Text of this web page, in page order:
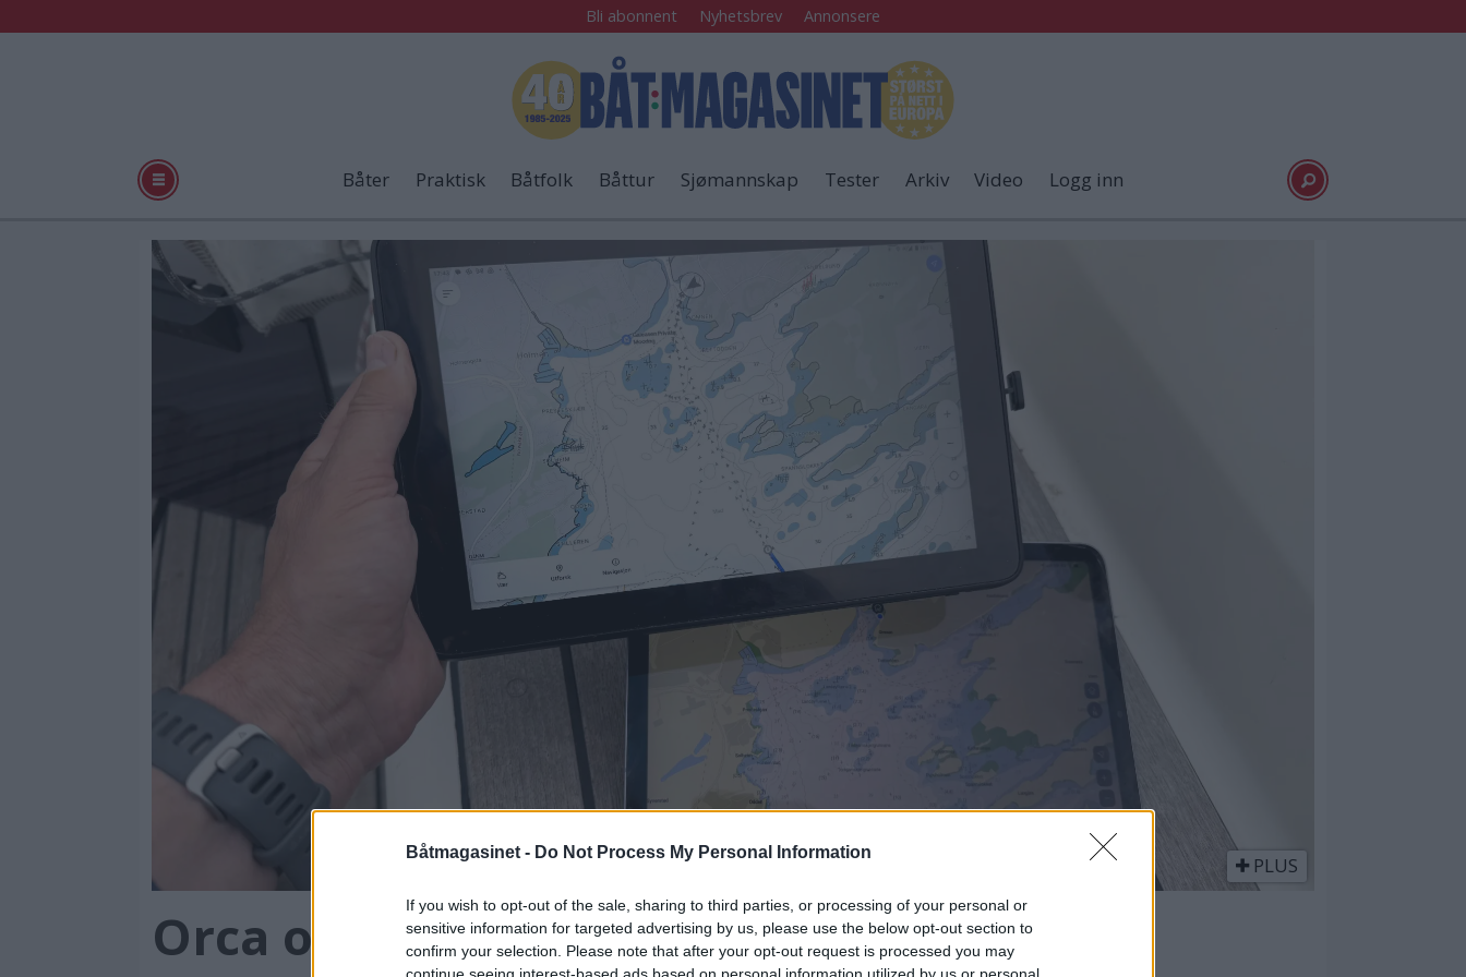
Båtmagasinet - Do Not Process My Personal Information
If you wish to opt-out of the sale, sharing to third parties, or processing of your personal or
sensitive information for targeted advertising by us, please use the below opt-out section to
confirm your selection. Please note that after your opt-out request is processed you may
continue seeing interest-based ads based on personal information utilized by us or personal
Bli abonnent Nyhetsbrev Annonsere
Båter Praktisk Båtfolk Båttur Sjømannskap Tester Arkiv Video Logg inn
PLUS
Orca og Skippo for alle pengene